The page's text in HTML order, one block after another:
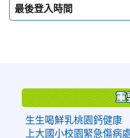
最後登入時間
重
生生喝鮮乳桃園鈣健康
上大國小校園緊急傷病